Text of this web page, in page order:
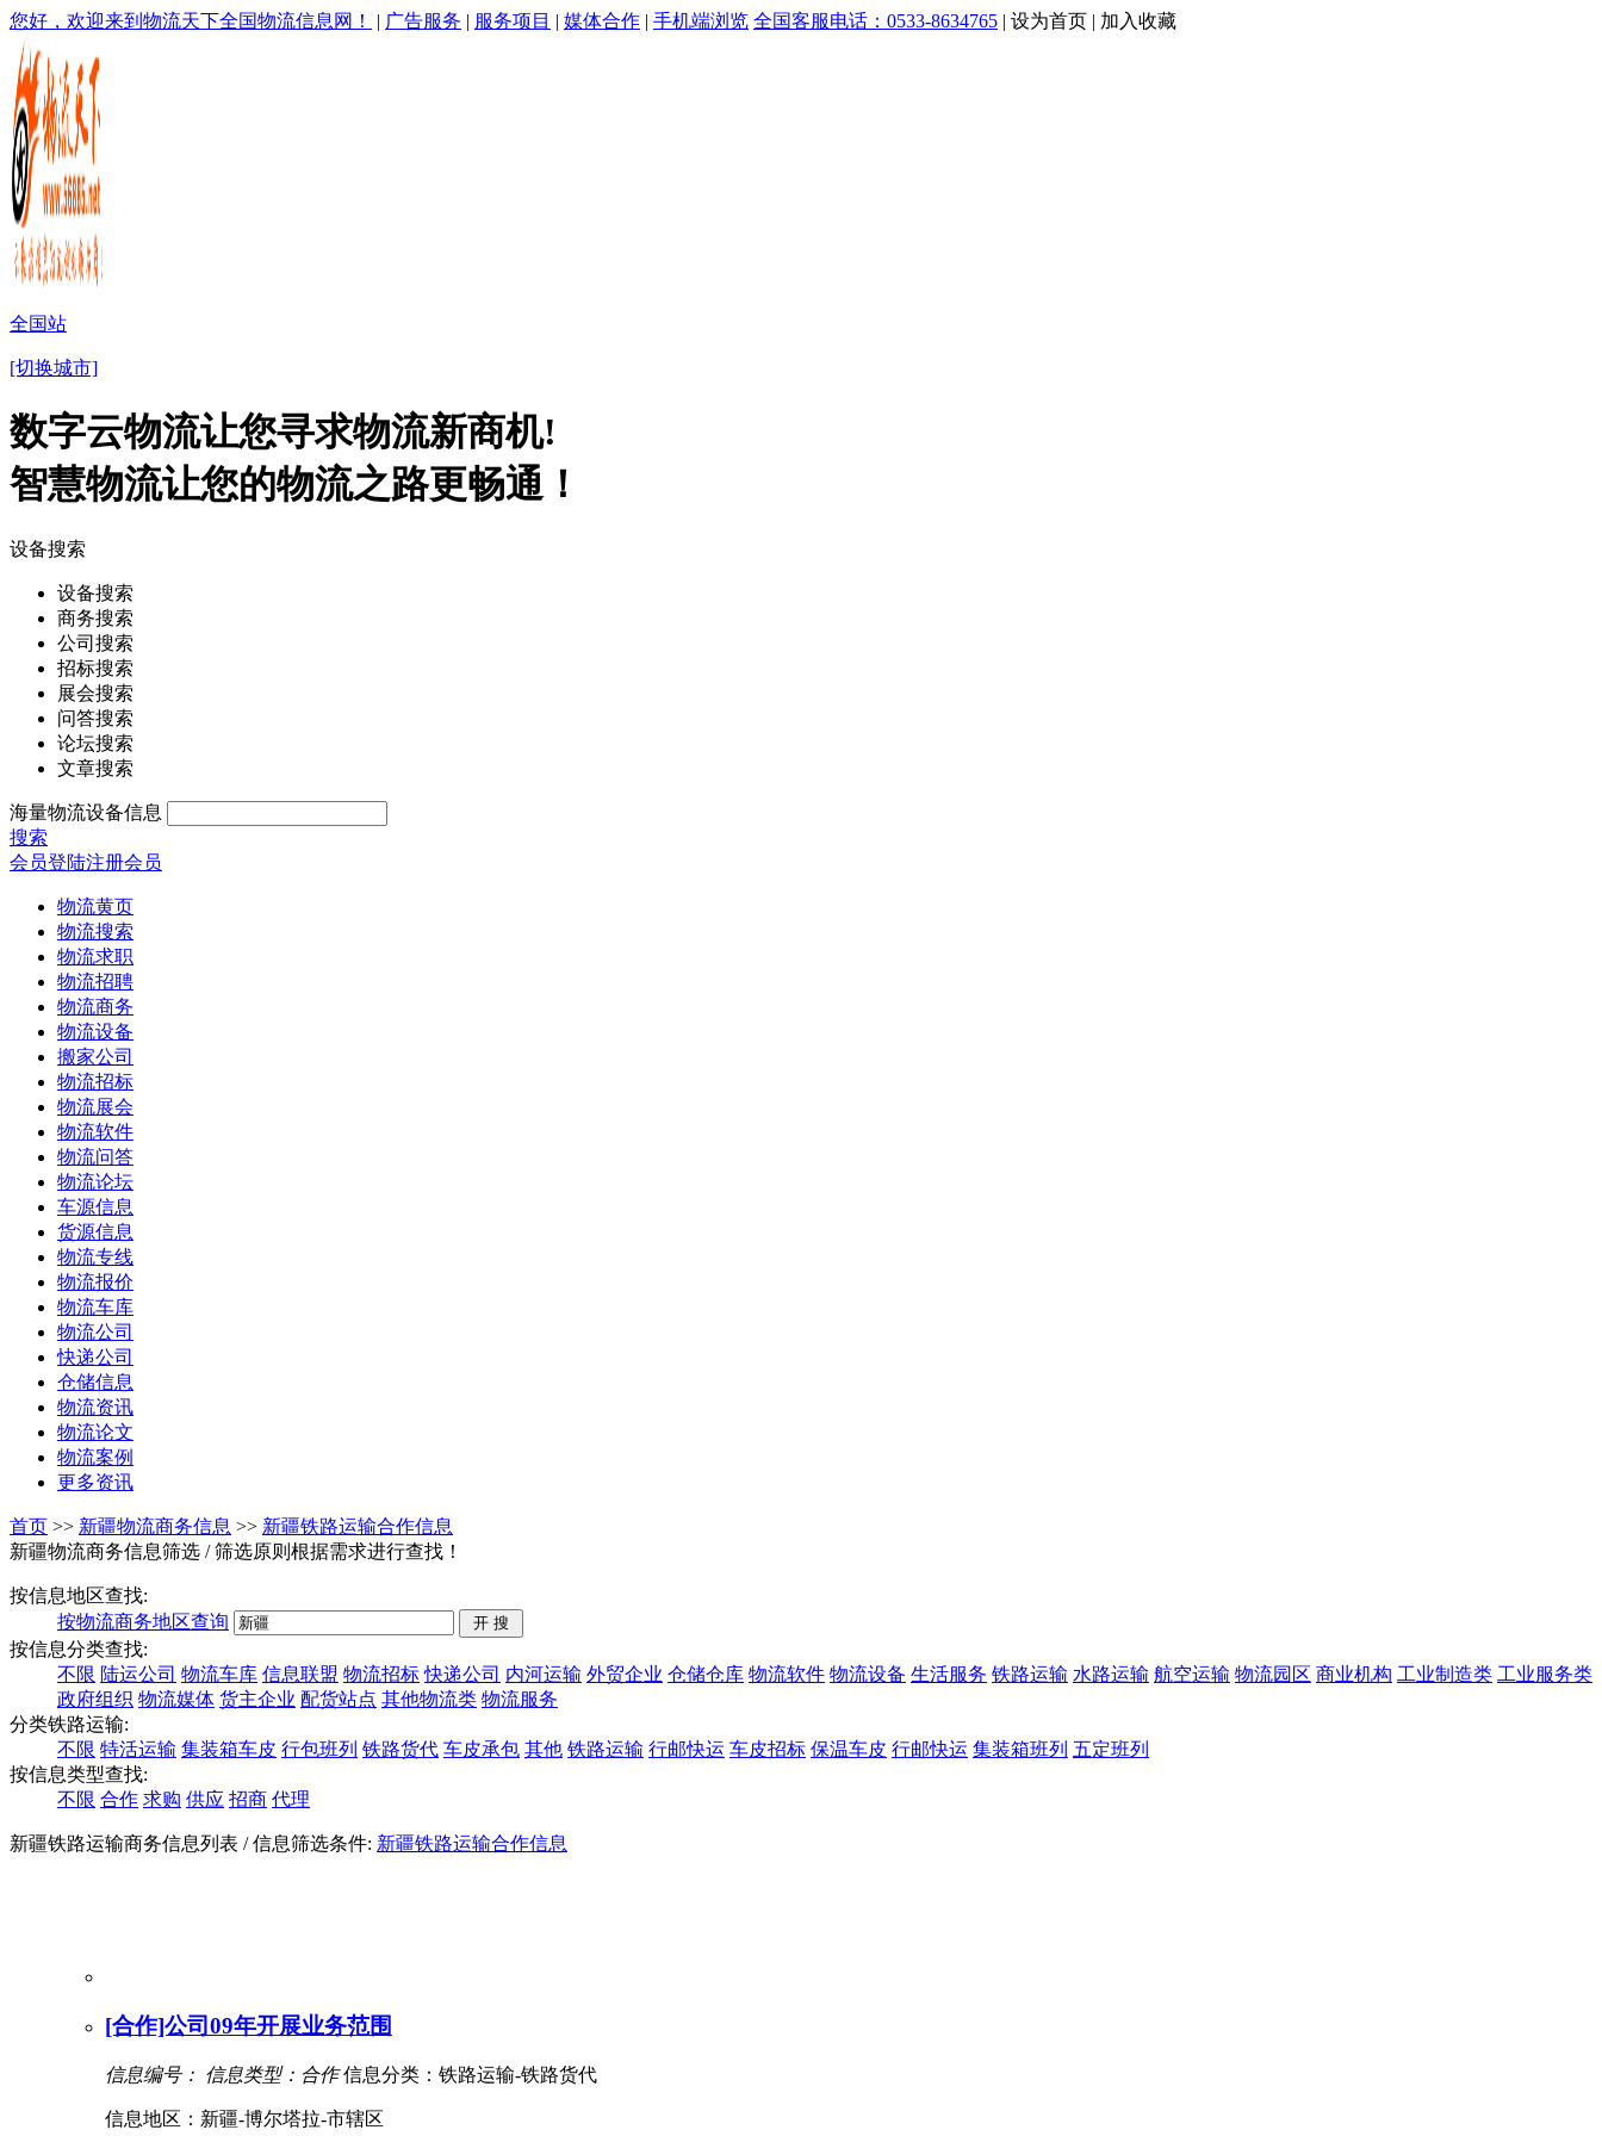
您好，欢迎来到物流天下全国物流信息网！ | 广告服务 | 服务项目 | 媒体合作 | 手机端浏览 全国客服电话：0533-8634765 | 设为首页 | 加入收藏
全国站
[切换城市]
数字云物流让您寻求物流新商机!
智慧物流让您的物流之路更畅通！
设备搜索
设备搜索
商务搜索
公司搜索
招标搜索
展会搜索
问答搜索
论坛搜索
文章搜索
海量物流设备信息
搜索
会员登陆注册会员
物流黄页
物流搜索
物流求职
物流招聘
物流商务
物流设备
搬家公司
物流招标
物流展会
物流软件
物流问答
物流论坛
车源信息
货源信息
物流专线
物流报价
物流车库
物流公司
快递公司
仓储信息
物流资讯
物流论文
物流案例
更多资讯
首页 >> 新疆物流商务信息 >> 新疆铁路运输合作信息
新疆物流商务信息筛选 / 筛选原则根据需求进行查找！
按信息地区查找:
按物流商务地区查询
按信息分类查找:
不限 陆运公司 物流车库 信息联盟 物流招标 快递公司 内河运输 外贸企业 仓储仓库 物流软件 物流设备 生活服务 铁路运输 水路运输 航空运输 物流园区 商业机构 工业制造类 工业服务类
政府组织 物流媒体 货主企业 配货站点 其他物流类 物流服务
分类铁路运输:
不限 特活运输 集装箱车皮 行包班列 铁路货代 车皮承包 其他 铁路运输 行邮快运 车皮招标 保温车皮 行邮快运 集装箱班列 五定班列
按信息类型查找:
不限 合作 求购 供应 招商 代理
新疆铁路运输商务信息列表 / 信息筛选条件: 新疆铁路运输合作信息
[合作]公司09年开展业务范围
信息编号： 信息类型：合作信息分类：铁路运输-铁路货代
信息地区：新疆-博尔塔拉-市辖区